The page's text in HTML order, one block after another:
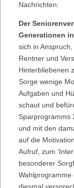
Nachrichten.
Der
Generationen
sich in
Rentner und
Hinterbliebenen
Sorge wenige
Aufgaben und
schaut und
Sparprogramms
und mit den
auf die
Aufruf, zum
besonderer